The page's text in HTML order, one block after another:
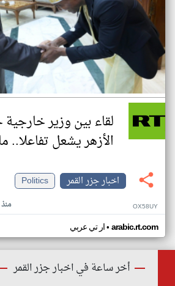
لقاء بين وزير
الأزهر يشعل تفاعلا..
اخبار جزر القمر
Politics
OX58UY
ار تي عربي• arabic.rt.com
أخر ساعة في اخبار جزر القمر